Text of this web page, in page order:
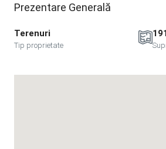
Prezentare Generală
Terenuri
Tip proprietate